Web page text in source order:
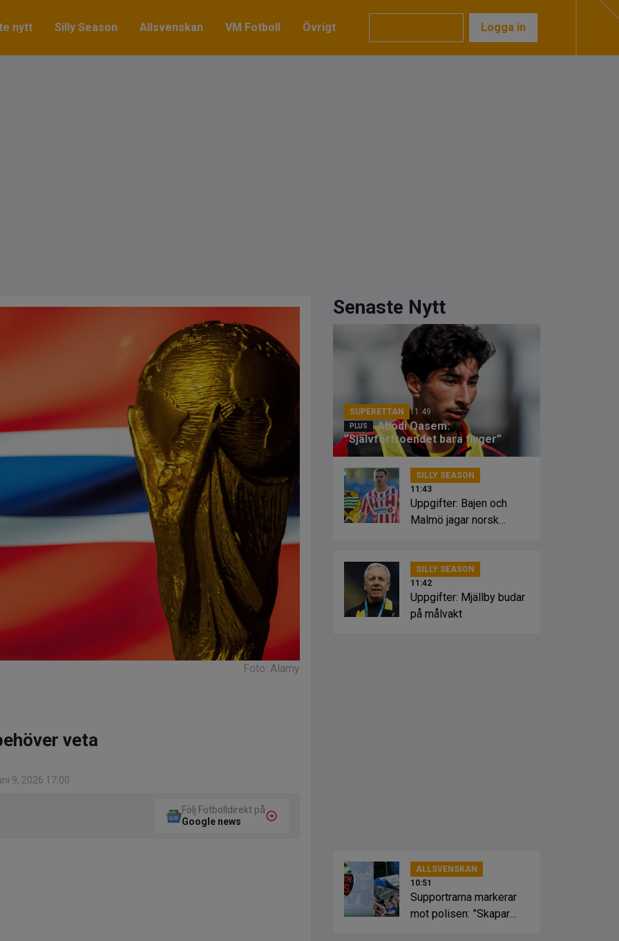
nytt Silly Season Allsvenskan VM Fotboll Övrigt Logga in
Foto: Alamy
veta
9, 2026 17:00
Följ Fotbolldirekt på
Google news
Senaste Nytt
SUPERETTAN 11:49
Abodi Qasem:
”Självförtroendet bara flyger”
SILLY SEASON
11:43
Uppgifter: Bajen och
Malmö jagar norsk
SILLY SEASON
11:42
Uppgifter: Mjällby budar
på målvakt
ALLSVENSKAN
10:51
Supportrarna markerar
mot polisen: ”Skapar